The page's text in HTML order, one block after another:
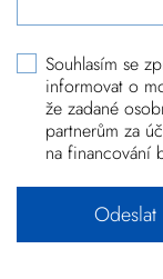
Souhlasím se
informovat o
že zadané
partnerům za
na financování